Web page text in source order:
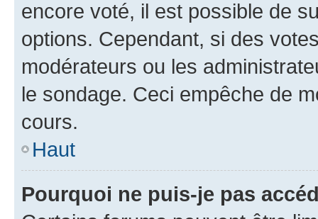
encore voté, il est possible de
options. Cependant, si des
modérateurs ou les
le sondage. Ceci empêche de
cours.
Haut
Pourquoi ne puis-je pas